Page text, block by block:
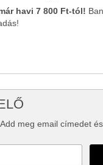
havi 7 800 Ft-tól!
meg email címedet